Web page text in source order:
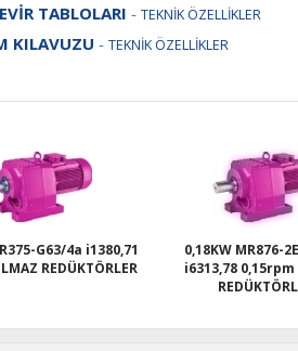
TABLOLARI - TEKNİK ÖZELLİKLER
KILAVUZU - TEKNİK ÖZELLİKLER
0,18KW MR876-2E71M/6B
i6313,78 0,15rpm YILMAZ